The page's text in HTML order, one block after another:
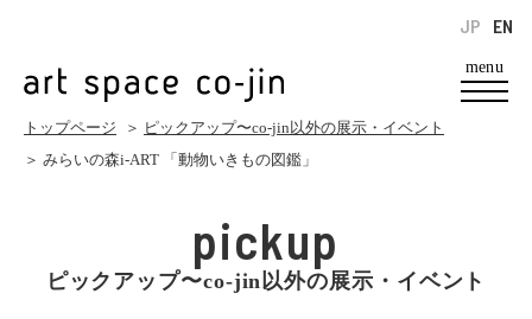
menu
EN
JP
トップページ ＞ ピックアップ〜co-jin以外の展示・イベント
＞ みらいの森i-ART 「動物いきもの図鑑」
pickup
ピックアップ〜co-jin以外の展示・イベント